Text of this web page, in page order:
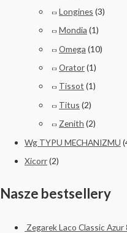
Longines (3)
Mondia (1)
Omega (10)
Orator(1)
Tissot (1)
Titus (2)
Zenith (2)
Wg TYPU MECHANIZMU
Xicorr(2)
Nasze bestsellery
Zegarek Laco Classic